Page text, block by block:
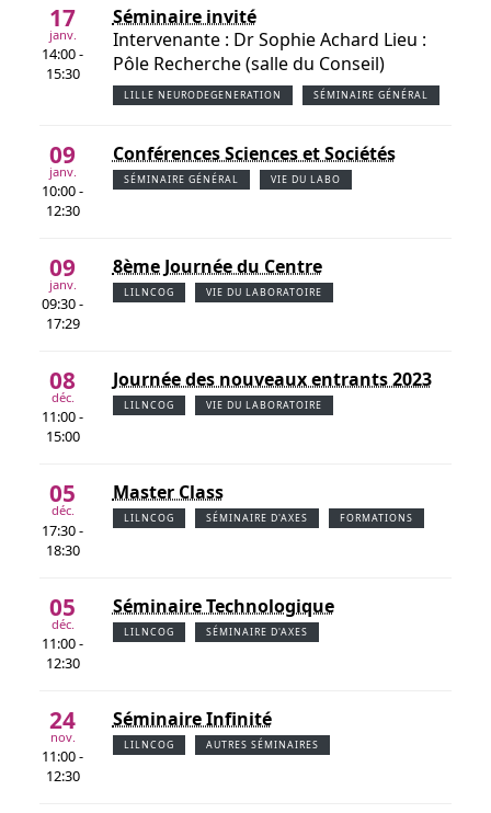
17
janv.
14:00 -
15:30
Séminaire invité
Intervenante : Dr Sophie Achard Lieu :
Pôle Recherche (salle du Conseil)
LILLE NEURODEGENERATION SÉMINAIRE GÉNÉRAL
09
janv.
10:00 -
12:30
Conférences Sciences et Sociétés
SÉMINAIRE GÉNÉRAL VIE DU LABO
09
janv.
09:30 -
17:29
8ème Journée du Centre
LILNCOG VIE DU LABORATOIRE
08
déc.
11:00 -
15:00
Journée des nouveaux entrants 2023
LILNCOG VIE DU LABORATOIRE
05
déc.
17:30 -
18:30
Master Class
LILNCOG SÉMINAIRE D'AXES FORMATIONS
05
déc.
11:00 -
12:30
Séminaire Technologique
LILNCOG SÉMINAIRE D'AXES
24
nov.
11:00 -
12:30
Séminaire Infinité
LILNCOG AUTRES SÉMINAIRES